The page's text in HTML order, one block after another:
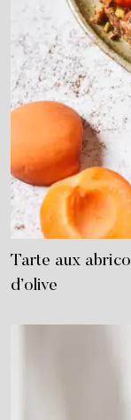
Tarte aux
d’olive